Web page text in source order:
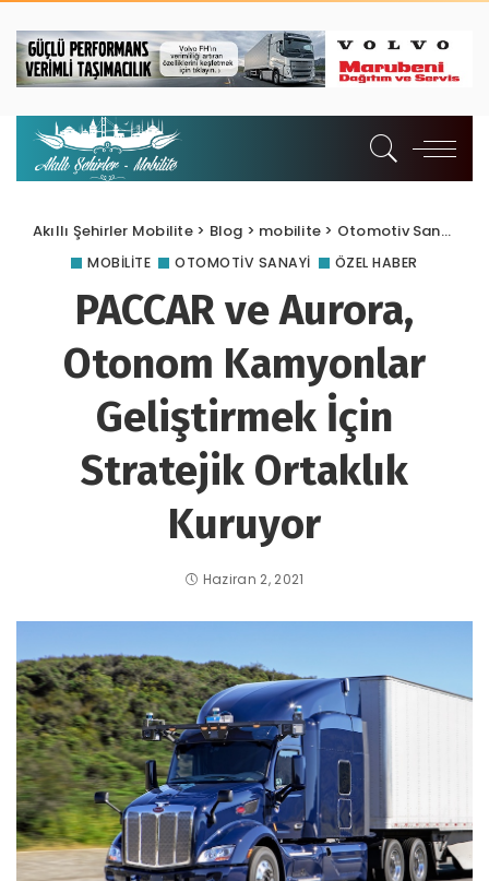
Akıllı Şehirler Mobilite> Blog > mobilite > Otomotiv Sanayi
MOBILITE OTOMOTIV SANAYI ÖZEL HABER
PACCAR ve Aurora,
Otonom Kamyonlar
Geliştirmek İçin
Stratejik Ortaklık
Kuruyor
Haziran 2, 2021